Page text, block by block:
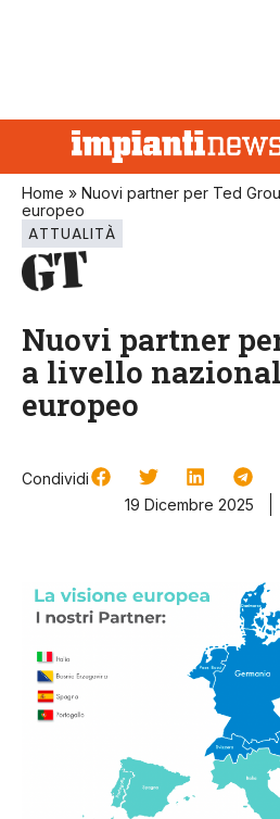
Home » Nuovi partner per Ted
europeo
ATTUALITÀ
Nuovi partner
a livello
europeo
Condividi
19 Dicembre 2025